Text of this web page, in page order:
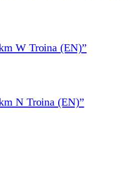
W Troina (EN)”
N Troina (EN)”